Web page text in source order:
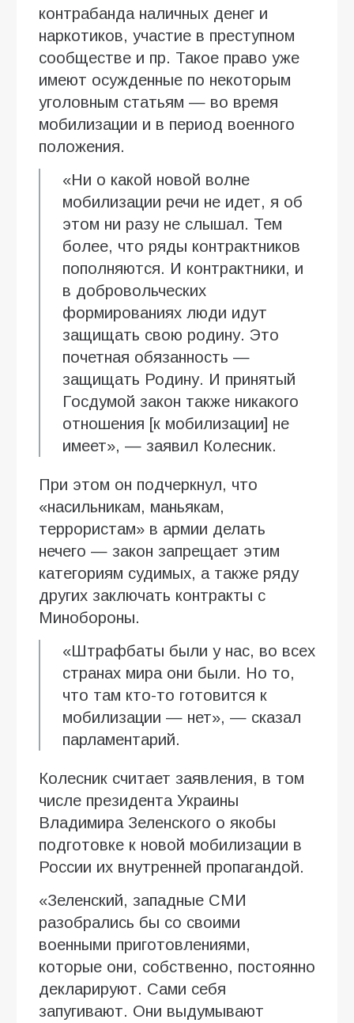
контрабанда наличных денег и
наркотиков, участие в преступном
сообществе и пр. Такое право уже
имеют осужденные по некоторым
уголовным статьям — во время
мобилизации и в период военного
положения.
«Ни о какой новой волне
мобилизации речи не идет, я об
этом ни разу не слышал. Тем
более, что ряды контрактников
пополняются. И контрактники, и
в добровольческих
формированиях люди идут
защищать свою родину. Это
почетная обязанность —
защищать Родину. И принятый
Госдумой закон также никакого
отношения [к мобилизации] не
имеет», — заявил Колесник.
При этом он подчеркнул, что
«насильникам, маньякам,
террористам» в армии делать
нечего — закон запрещает этим
категориям судимых, а также ряду
других заключать контракты с
Минобороны.
«Штрафбаты были у нас, во всех
странах мира они были. Но то,
что там кто-то готовится к
мобилизации — нет», — сказал
парламентарий.
Колесник считает заявления, в том
числе президента Украины
Владимира Зеленского о якобы
подготовке к новой мобилизации в
России их внутренней пропагандой.
«Зеленский, западные СМИ
разобрались бы со своими
военными приготовлениями,
которые они, собственно, постоянно
декларируют. Сами себя
запугивают. Они выдумывают